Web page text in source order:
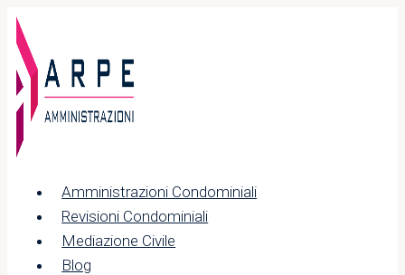
Salta
al
contenuto
Amministrazioni Condominiali
Revisioni Condominiali
Mediazione Civile
Blog